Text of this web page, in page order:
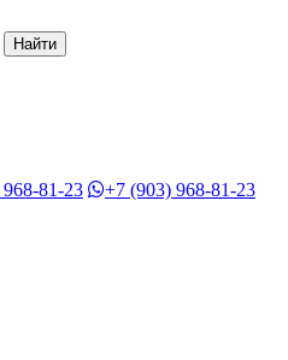
968-81-23 +7 (903) 968-81-23